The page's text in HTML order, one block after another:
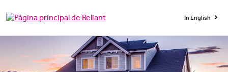
In English